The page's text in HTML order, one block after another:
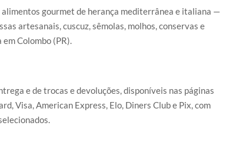
gourmet de herança mediterrânea e italiana —
artesanais, cuscuz, sêmolas, molhos, conservas e
Colombo (PR).
e de trocas e devoluções, disponíveis nas páginas
Visa, American Express, Elo, Diners Club e Pix, com